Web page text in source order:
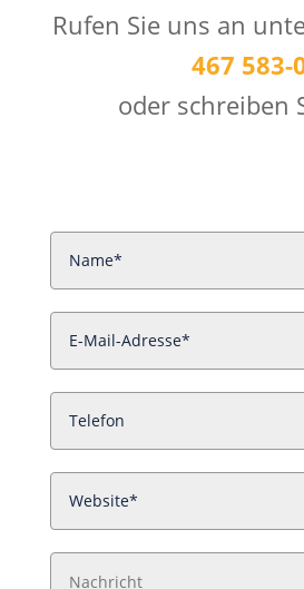
Rufen Sie uns an
467 583-
oder schreiben